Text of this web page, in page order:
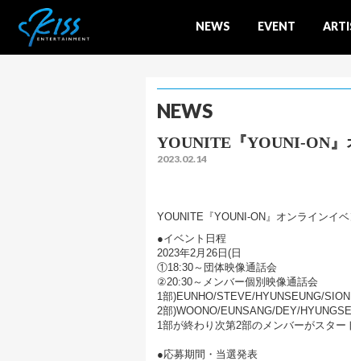
NEWS EVENT
NEWS
YOUNITE『YOUNI-ON』
2023.02.14
YOUNITE『YOUNI-ON』オンラインイ
●イベント日程
2023年2月26日(日
①18:30～団体映像通話会
②20:30～メンバー個別映像通話会
1部)EUNHO/STEVE/HYUNSEUNG/SION
2部)WOONO/EUNSANG/DEY/
1部が終わり次第2部のメンバーがスター
●応募期間・当選発表